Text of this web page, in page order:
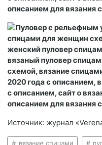
Источник: журнал
вязание спицами